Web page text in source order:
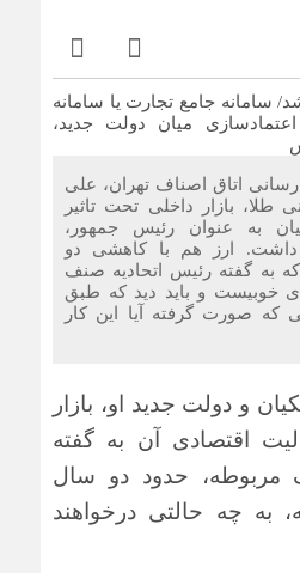
رسانی اتاق اصناف تهران، علی
طلا، بازار داخلی تحت تاثیر
به عنوان رئیس جمهور،
ارز هم با کاهشی دو
که به گفته رئیس اتحادیه صنف
خوبیست و باید دید که طبق
که صورت گرفته آیا این کار
و دولت جدید او، بازار
اقتصادی آن به گفته
مربوطه، حدود دو سال
به چه حالتی درخواهند